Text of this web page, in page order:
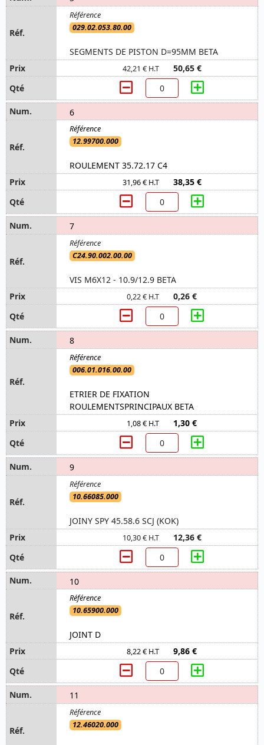
029.02.053.80.00
SEGMENTS DE PISTON D=95MM BETA
42,21 € H.T 50,65 €
6
12.99700.000
ROULEMENT 35.72.17 C4
31,96 € H.T 38,35 €
7
C24.90.002.00.00
VIS M6X12 - 10.9/12.9 BETA
0,22 € H.T 0,26 €
8
006.01.016.00.00
ETRIER DE FIXATION
ROULEMENTSPRINCIPAUX BETA
1,08 € H.T 1,30 €
9
10.66085.000
JOINY SPY 45.58.6 SCJ (KOK)
10,30 € H.T 12,36 €
10
10.65900.000
JOINT D
8,22 € H.T 9,86 €
11
12.46020.000